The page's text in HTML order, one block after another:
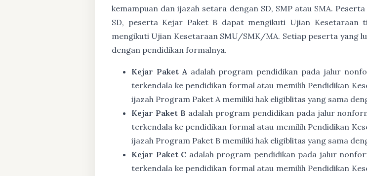
kemampuan dan ijazah setara dengan SD, SMP atau SMA.
SD, peserta Kejar Paket B dapat mengikuti Ujian Kesetaraan
mengikuti Ujian Kesetaraan SMU/SMK/MA. Setiap peserta yang
dengan pendidikan formalnya.
Kejar Paket A adalah program pendidikan pada jalur
terkendala ke pendidikan formal atau memilih Pendidikan
ijazah Program Paket A memiliki hak eligiblitas yang sama
Kejar Paket B adalah program pendidikan pada jalur
terkendala ke pendidikan formal atau memilih Pendidikan
ijazah Program Paket B memiliki hak eligiblitas yang sama
Kejar Paket C adalah program pendidikan pada jalur
terkendala ke pendidikan formal atau memilih Pendidikan